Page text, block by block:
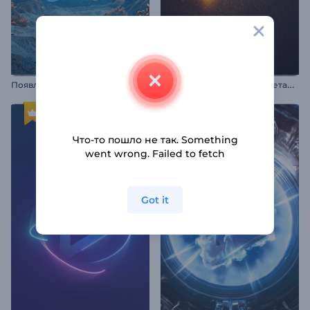
Появление логотипа Ocean Life А
нимация лого: Сварка металла
Что-то пошло не так. Something
went wrong. Failed to fetch
Got it